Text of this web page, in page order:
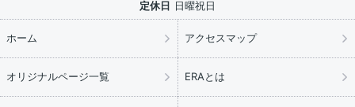
定休日 日曜祝日
ホーム アクセスマップ
オリジナルページ一覧 ERAとは